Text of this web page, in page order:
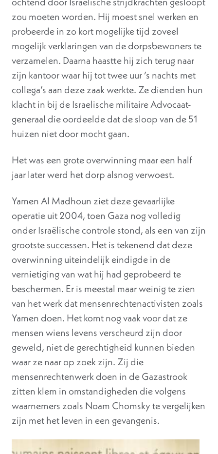
zou moeten worden. Hij moest snel werken en
probeerde in zo kort mogelijke tijd zoveel
mogelijk verklaringen van de dorpsbewoners te
verzamelen. Daarna haastte hij zich terug naar
zijn kantoor waar hij tot twee uur ’s nachts met
collega’s aan deze zaak werkte. Ze dienden hun
klacht in bij de Israelische militaire Advocaat-
generaal die oordeelde dat de sloop van de 51
huizen niet door mocht gaan.
Het was een grote overwinning maar een half
jaar later werd het dorp alsnog verwoest.
Yamen Al Madhoun ziet deze gevaarlijke
operatie uit 2004, toen Gaza nog volledig
onder Israëlische controle stond, als een van zijn
grootste successen. Het is tekenend dat deze
overwinning uiteindelijk eindigde in de
vernietiging van wat hij had geprobeerd te
beschermen. Er is meestal maar weinig te zien
van het werk dat mensenrechtenactivisten zoals
Yamen doen. Het komt nog vaak voor dat ze
mensen wiens levens verscheurd zijn door
geweld, niet de gerechtigheid kunnen bieden
waar ze naar op zoek zijn. Zij die
mensenrechtenwerk doen in de Gazastrook
zitten klem in omstandigheden die volgens
waarnemers zoals Noam Chomsky te vergelijken
zijn met het leven in een gevangenis.